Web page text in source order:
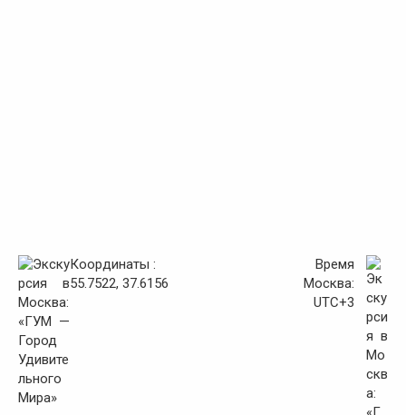
Координаты :
55.7522, 37.6156
Время
Москва:
UTC+3